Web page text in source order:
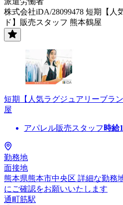
株式会社iDA/28099478 短期【人
ド】販売スタッフ 熊本鶴屋
短期【人気ラグジュアリーブラ
屋
アパレル販売スタッフ 時給
勤務地
面接地
熊本県熊本市中央区 詳細な勤務
にご確認をお願いいたします
通町筋駅